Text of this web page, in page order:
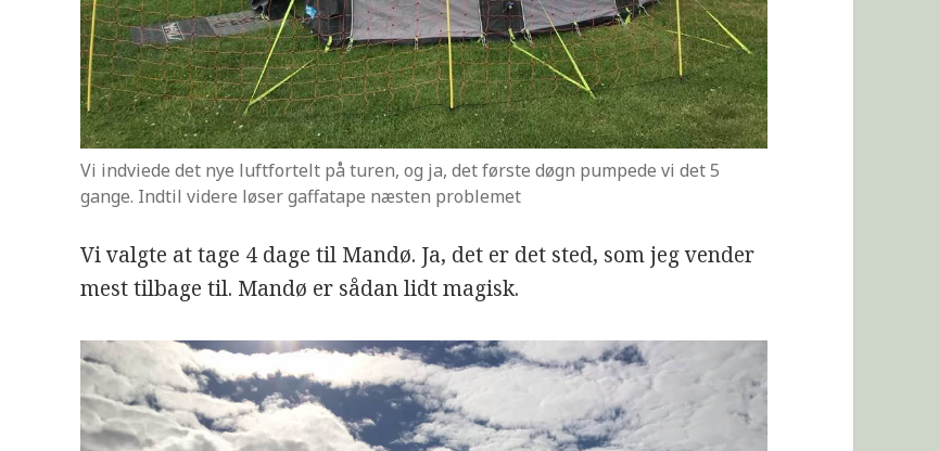
Vi indviede det nye luftfortelt på turen, og ja, det første døgn pumpede vi det 5
gange. Indtil videre løser gaffatape næsten problemet
Vi valgte at tage 4 dage til Mandø. Ja, det er det sted, som jeg vender
mest tilbage til. Mandø er sådan lidt magisk.